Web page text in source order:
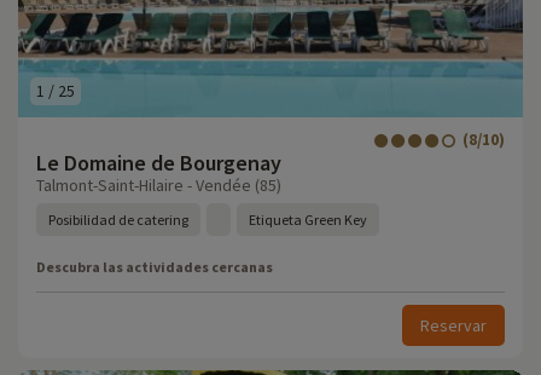
1 / 25
Le Domaine de Bourgenay
(8/10)
Talmont-Saint-Hilaire - Vendée (85)
Posibilidad de catering Etiqueta Green Key
Descubra las actividades cercanas
Reservar